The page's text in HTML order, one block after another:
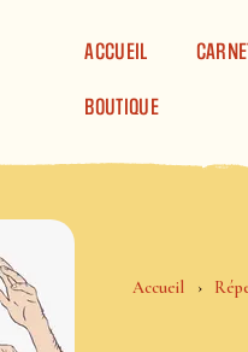
ACCUEIL
BOUTIQUE
Accueil